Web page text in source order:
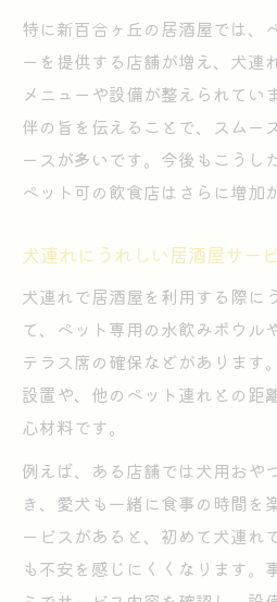
麻生区で犬の散歩後
ペット同伴居酒屋で
新百合ヶ丘周辺のペット
新百合ヶ丘で人気の
居酒屋ランチで犬連
ペット可レストラン
特に新百合ヶ丘の居酒屋では、
ーを提供する店舗が増え、犬連
メニューや設備が整えられてい
伴の旨を伝えることで、スムー
ースが多いです。今後もこうし
ペット可の飲食店はさらに増加
犬連れにうれしい居酒屋サー
犬連れで居酒屋を利用する際に
て、ペット専用の水飲みボウル
テラス席の確保などがあります
設置や、他のペット連れとの距
心材料です。
例えば、ある店舗では犬用おや
き、愛犬も一緒に食事の時間を
ービスがあると、初めて犬連れ
も不安を感じにくくなります。